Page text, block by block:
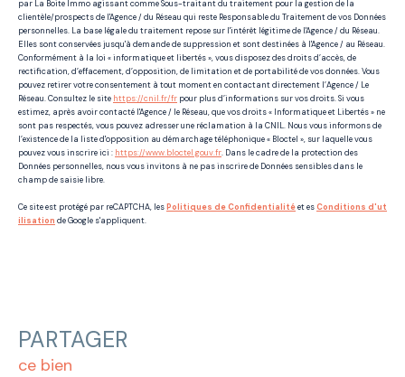
par La Boite Immo agissant comme Sous-traitant du traitement pour la gestion de la
clientèle/prospects de l'Agence / du Réseau qui reste Responsable du Traitement de vos Données
personnelles. La base légale du traitement repose sur l'intérêt légitime de l'Agence / du Réseau.
Elles sont conservées jusqu'à demande de suppression et sont destinées à l'Agence / au Réseau.
Conformément à la loi « informatique et libertés », vous disposez des droits d’accès, de
rectification, d’effacement, d’opposition, de limitation et de portabilité de vos données. Vous
pouvez retirer votre consentement à tout moment en contactant directement l’Agence / Le
Réseau. Consultez le site https://cnil.fr/fr pour plus d’informations sur vos droits. Si vous
estimez, après avoir contacté l'Agence / le Réseau, que vos droits « Informatique et Libertés » ne
sont pas respectés, vous pouvez adresser une réclamation à la CNIL. Nous vous informons de
l’existence de la liste d'opposition au démarchage téléphonique « Bloctel », sur laquelle vous
pouvez vous inscrire ici : https://www.bloctel.gouv.fr. Dans le cadre de la protection des
Données personnelles, nous vous invitons à ne pas inscrire de Données sensibles dans le
champ de saisie libre.
Ce site est protégé par reCAPTCHA, lesPolitiques de Confidentialitéet esConditions d'ut
ilisation de Google s'appliquent.
PARTAGER
ce bien